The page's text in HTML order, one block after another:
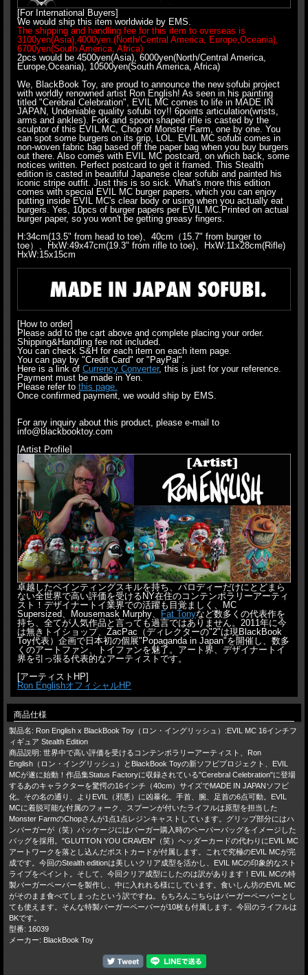
[For International Buyers]
We would ship this item worldwide by EMS.
The shipping and handling fee for this item to overseas is
3100yen(Asia),4000yen.(North/Central America, Europe,Oceania),
6700yen(South America, Africa)
2pcs would be 4500yen(Asia), 6000yen(North/Central America,
Europe,Oceania), 10500yen(South America, Africa)
We, BlackBook Toy, are proud to announce the new sofubi project
with worldly renowned artist Ron English! As seen in his painting
titled "Cerebral Celebration", EVIL MC comes to life in MADE IN
JAPAN, Undeniable quality sofubi toy!! 6points articulation(wrists,
arms and ankles). Fork and spoon shaped rifle is casted by the
sculptor of this EVIL MC, Chop of Monster Farm, one by one. You
can spot some burgers on its grip, LOL. EVIL MC sofubi comes in
non-woven fabric bag based off the paper bag when you buy burgers
out there. Also comes with EVIL MC postcard, on which back, some
notices written. Perfect postcard to get it framed. This Stealth
edition is casted in beautiful Japanese clear sofubi and painted his
iconic stripe outfit. Just this is so sick. What's more this edition
comes with special EVIL MC burger papers, which you can enjoy
putting inside EVIL MC's clear body or using when you actually eat
burgers. Yes, 10pcs of burger papers per EVIL MC.Printed on actual
burger paper, so you won't be getting greasy fingers.
H:34cm(13.5" from head to toe)、40cm（15.7" from burger to
toe）、HxW:49x47cm(19.3" from rifle to toe)、HxW:11x28cm(Rifle)
HxW:15x15cm
[How to order]
Please add to the cart above and complete placing your order.
Shipping&Handling fee not included.
You can check S&H for each item on each item page.
You can pay by "Credit Card" or "PayPal".
Here is a link of Currency Converter, this is just for your reference.
Payment must be made in Yen.
Please refer to this page.
Once confirmed payment, we would ship by EMS.
For any inquiry about this product, please e-mail to
info@blackbooktoy.com
[Artist Profile]
卓越したペインティングスキルを持ち、パロディーだけにとどまら
ない全世界で高い評価を受けるNY在住のコンテンポラリーアーティ
スト！デザイナートイ業界での活躍も目覚ましく、MC
Supersized、Mousemask Murphy、
Fat Tonyなど数多くの代表作を
持ち、全てが人気作品と言っても過言ではありません。2011年に今
は無きトイショップ、ZacPac（ディレクターの"2"は現BlackBook
Toy代表）企画で日本初の個展"Popaganda in Japan"を開催し、数多
くのアートファン、トイファンを魅了。アート界、デザイナートイ
界を引っ張る代表的なアーティストです。
[アーティストHP]
Ron EnglishオフィシャルHP
商品仕様
製品名: Ron English x BlackBook Toy（ロン・イングリッシュ）:EVIL MC 16インチフ
ィギュア Stealth Edition
商品説明: 世界中で高い評価を受けるコンテンポラリーアーティスト、Ron
English（ロン・イングリッシュ）とBlackBook Toyの新ソフビプロジェクト、EVIL
MCが遂に始動！作品集Status Factoryに収録されている"Cerebral Celebration"に登場
するあのキャラクターを驚愕の16インチ（40cm）サイズでMADE IN JAPANソフビ
化。その名の通り、よりEVIL（邪悪）に凶暴化。手首、腕、足首の6点可動。EVIL
MCに着脱可能な付属のフォーク、スプーンが付いたライフルは原型を担当した
Monster FarmのChopさんが1点1点レジンキャストしています。グリップ部分にはハ
ンバーガーが（笑）パッケージにはバーガー購入時のペーパーバッグをイメージした
バッグを採用。"GLUTTON YOU CRAVEN"（笑）ヘッダーカードの代わりにEVIL MC
アートワークを落とし込んだポストカードが付属します。これで究極のEVIL MCが完
成です。今回のStealth editionは美しいクリア成型を活かし、EVIL MCの印象的なスト
ライプをペイント。そして、今回クリア成型にしたのは訳があります！EVIL MCの特
製バーガーペーパーを製作し、中に入れれる様にしています。食いしん坊のEVIL MC
がそのまま食べてしまったという訳ですね。もちろんこちらはバーガーペーパーとし
ても使えます。そんな特製バーガーペーパーが10枚も付属します。今回のライフルは
BKです。
型番: 16039
メーカー: BlackBook Toy